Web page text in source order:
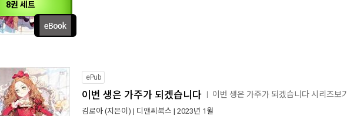
8권 세트
ePub
이번 생은 가주가 되겠습니다 이번 생은 가주가 되겠습니다 시리즈보기
김로아 (지은이) | 디앤씨북스 | 2023년 1월